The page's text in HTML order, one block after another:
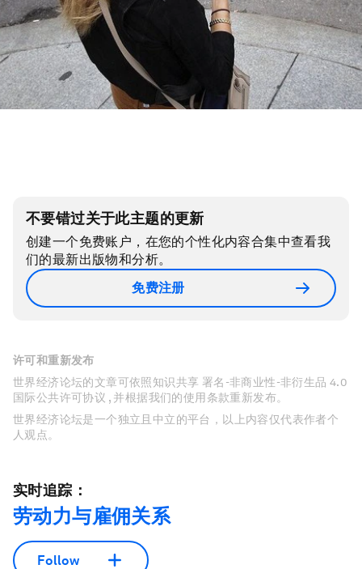
不要错过关于此主题的更新
创建一个免费账户，在您的个性化内容合集中查看我
们的最新出版物和分析。
免费注册
许可和重新发布
世界经济论坛的文章可依照知识共享 署名-非商业性-非衍生品 4.0
国际公共许可协议 , 并根据我们的使用条款重新发布。
世界经济论坛是一个独立且中立的平台，以上内容仅代表作者个
人观点。
实时追踪：
劳动力与雇佣关系
Follow